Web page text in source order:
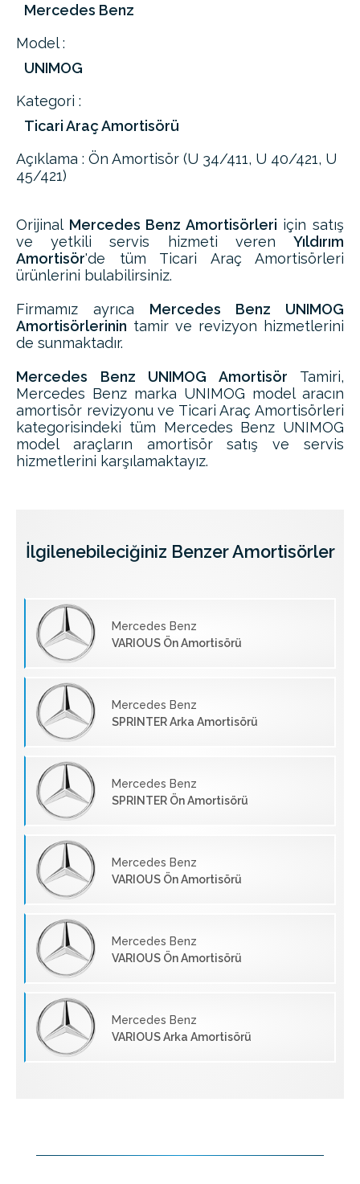
Mercedes Benz
Model :
UNIMOG
Kategori :
Ticari Araç Amortisörü
Açıklama : Ön Amortisör (U 34/411, U 40/421, U
45/421)
Orijinal Mercedes Benz Amortisörleri için satış
ve yetkili servis hizmeti veren Yıldırım
Amortisör'de tüm Ticari Araç Amortisörleri
ürünlerini bulabilirsiniz.
Firmamız ayrıca Mercedes Benz UNIMOG
Amortisörlerinin tamir ve revizyon hizmetlerini
de sunmaktadır.
Mercedes Benz UNIMOG Amortisör Tamiri,
Mercedes Benz marka UNIMOG model aracın
amortisör revizyonu ve Ticari Araç Amortisörleri
kategorisindeki tüm Mercedes Benz UNIMOG
model araçların amortisör satış ve servis
hizmetlerini karşılamaktayız.
İlgilenebileciğiniz Benzer Amortisörler
Mercedes Benz
VARIOUS Ön Amortisörü
Mercedes Benz
SPRINTER Arka Amortisörü
Mercedes Benz
SPRINTER Ön Amortisörü
Mercedes Benz
VARIOUS Ön Amortisörü
Mercedes Benz
VARIOUS Ön Amortisörü
Mercedes Benz
VARIOUS Arka Amortisörü